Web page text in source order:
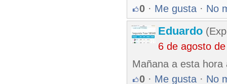
0 · Me gusta · No
Eduardo
6 de agosto
Mañana a esta
0 · Me gusta · No